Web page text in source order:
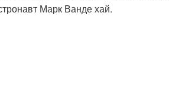
Марк Ванде хай.